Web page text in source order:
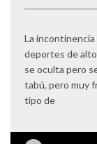
La incontinencia
deportes de
se oculta pero
tabú, pero muy
tipo de